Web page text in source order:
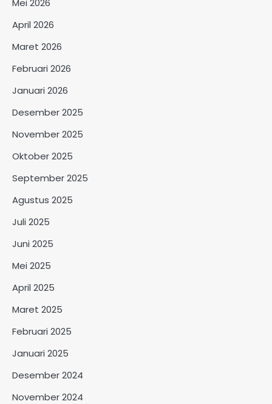
April 2026
Maret 2026
Februari 2026
Januari 2026
Desember 2025
November 2025
Oktober 2025
September 2025
Agustus 2025
Juli 2025
Juni 2025
Mei 2025
April 2025
Maret 2025
Februari 2025
Januari 2025
Desember 2024
November 2024